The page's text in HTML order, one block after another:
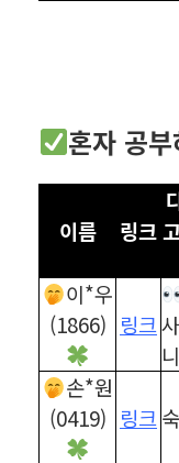
혼자 공
이름 링크
이*우
(1866) 링크
손*원
(0419) 링크